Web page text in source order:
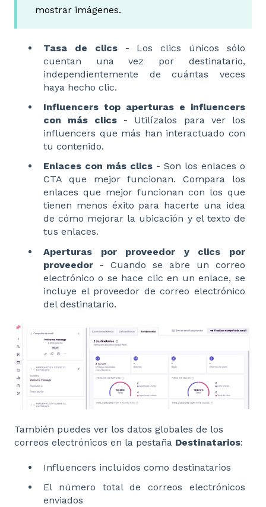
mostrar imágenes.
Tasa de clics- Los clics únicos sólo
cuentan una vez por destinatario,
independientemente de cuántas veces
haya hecho clic.
Influencers top aperturas e influencers
con más clics - Utilízalos para ver los
influencers que más han interactuado con
tu contenido.
Enlaces con más clics - Son los enlaces o
CTA que mejor funcionan. Compara los
enlaces que mejor funcionan con los que
tienen menos éxito para hacerte una idea
de cómo mejorar la ubicación y el texto de
tus enlaces.
Aperturas por proveedor y clics por
proveedor - Cuando se abre un correo
electrónico o se hace clic en un enlace, se
incluye el proveedor de correo electrónico
del destinatario.
También puedes ver los datos globales de los
correos electrónicos en la pestaña Destinatarios:
Influencers incluidos como destinatarios
El número total de correos electrónicos
enviados